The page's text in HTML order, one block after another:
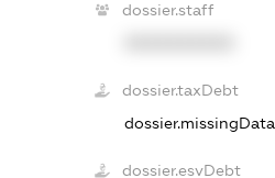
dossier.staff
dossier.taxDebt
dossier.missingData
dossier.esvDebt